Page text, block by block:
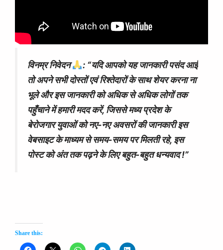
विनम्र निवेदन : “यदि आपको यह जानकारी पसंद आई
तो अपने सभी दोस्तों एवं रिश्तेदारों के साथ शेयर करना ना
भूले और इस जानकारी को अधिक से अधिक लोगों तक
पहुँचाने में हमारी मदद करें, जिससे मध्य प्रदेश के
बेरोजगार युवाओं को नए-नए अवसरों की जानकारी इस
वेबसाइट के माध्यम से समय-समय पर मिलती रहे, इस
पोस्ट को अंत तक पढ़ने के लिए बहुत-बहुत धन्यवाद !”
Share this: